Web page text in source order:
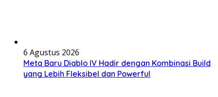
6 Agustus 2026
Meta Baru Diablo IV Hadir dengan Kombinasi Build
yang Lebih Fleksibel dan Powerful